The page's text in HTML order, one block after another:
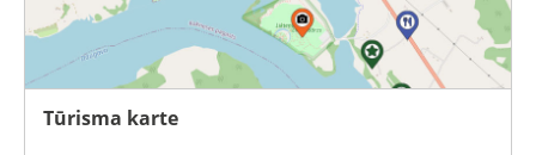
Tūrisma karte